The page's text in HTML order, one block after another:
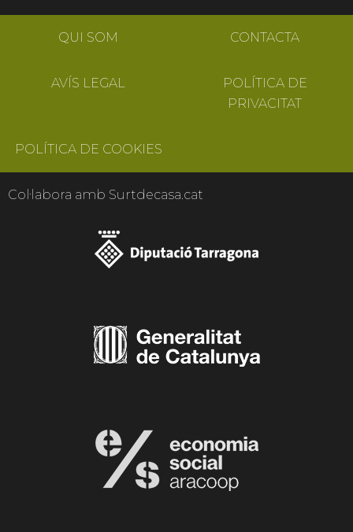
QUI SOM CONTACTA
AVÍS LEGAL
POLÍTICA DE
PRIVACITAT
POLÍTICA DE COOKIES
Col·labora amb Surtdecasa.cat